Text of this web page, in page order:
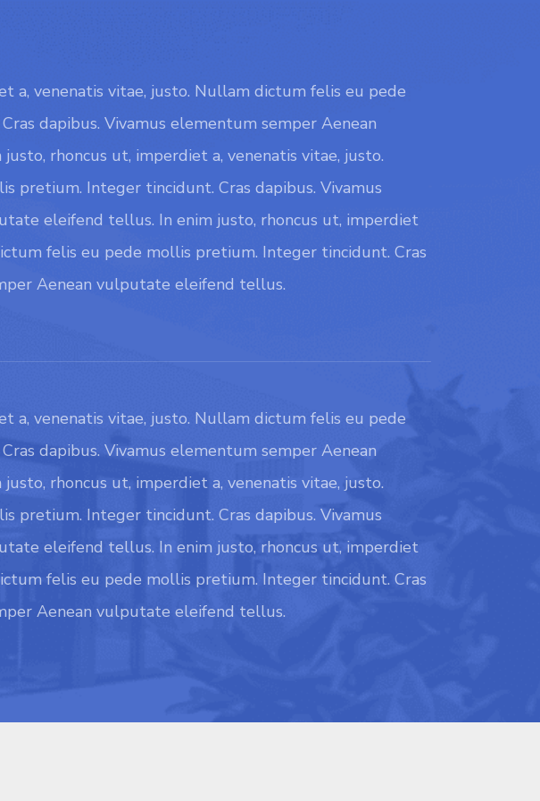
a, venenatis vitae, justo. Nullam dictum felis eu pede
dapibus. Vivamus elementum semper Aenean
rhoncus ut, imperdiet a, venenatis vitae, justo.
pretium. Integer tincidunt. Cras dapibus. Vivamus
eleifend tellus. In enim justo, rhoncus ut, imperdiet
felis eu pede mollis pretium. Integer tincidunt. Cras
Aenean vulputate eleifend tellus.
a, venenatis vitae, justo. Nullam dictum felis eu pede
dapibus. Vivamus elementum semper Aenean
rhoncus ut, imperdiet a, venenatis vitae, justo.
pretium. Integer tincidunt. Cras dapibus. Vivamus
eleifend tellus. In enim justo, rhoncus ut, imperdiet
felis eu pede mollis pretium. Integer tincidunt. Cras
Aenean vulputate eleifend tellus.